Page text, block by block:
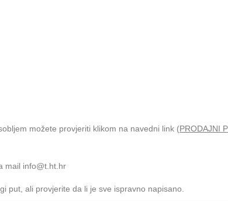
možete provjeriti klikom na navedni link (PRODAJNI
mail info@t.ht.hr
put, ali provjerite da li je sve ispravno napisano.